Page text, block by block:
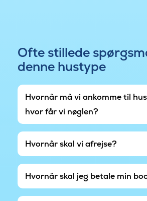
Ofte stillede
denne hustype
Hvornår må vi ankomme til
hvor får vi nøglen?
Hvornår skal vi afrejse?
Hvornår skal jeg betale min